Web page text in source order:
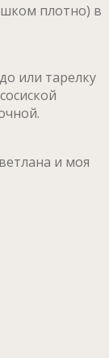
плотно) в
или тарелку
и моя